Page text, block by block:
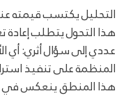
التحليل يكتسب قيمته
هذا التحول يتطلب
عددي إلى سؤال أثري: أي
المنظمة على تنفيذ
هذا المنطق ينعكس في